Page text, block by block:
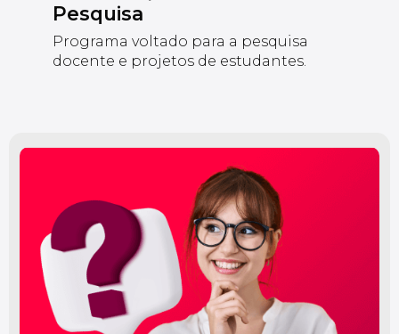
Pesquisa
Programa voltado para a pesquisa
docente e projetos de estudantes.